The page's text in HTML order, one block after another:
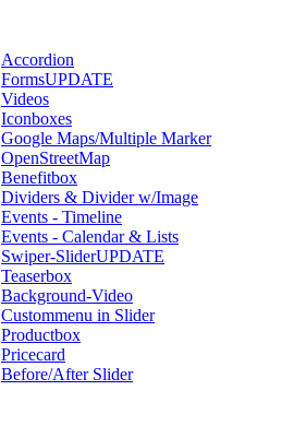
Accordion
FormsUPDATE
Videos
Iconboxes
Google Maps/Multiple Marker
OpenStreetMap
Benefitbox
Dividers & Divider w/Image
Events - Timeline
Events - Calendar & Lists
Swiper-SliderUPDATE
Teaserbox
Background-Video
Custommenu in Slider
Productbox
Pricecard
Before/After Slider